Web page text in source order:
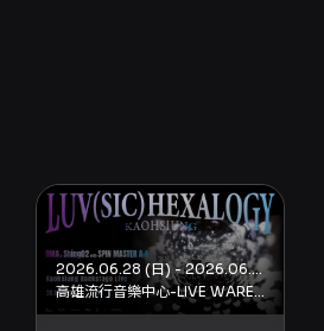
2026.06.28 (日) - 2026.06.28 (日)
高雄流行音樂中心-LIVE WAREHOUSE